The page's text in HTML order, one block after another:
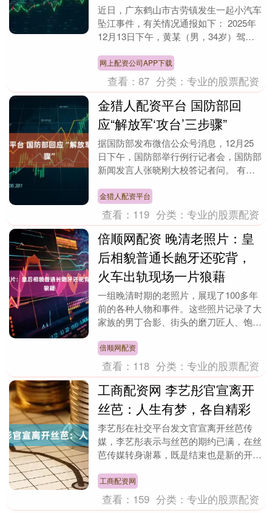
近日，广东鹤山市古劳镇发生一起小汽车
坠江事件，有关情况通报如下： 2025年
12月13日下午，黄某（男，34岁）驾驶
沿西江大....
网上配资公司APP下载
查看：87 分类：专业的股票配资
金猎人配资平台 国防部回
应“解放军‘攻台’三步骤”
据国防部发布微信公众号消息，12月25
日下午，国防部举行例行记者会，国防部
新闻发言人张晓刚大校答记者问。 有记
步骤攻台，并列....
金猎人配资平台
查看： 119 分类：专业的股票配资
倍顺网配资 晚清老照片：皇
后相貌普通长龅牙还驼背，
火车出轨现场一片狼藉
一组晚清时期的老照片，展现了100多年
前的各种人物和事件。这些照片记录了大
家族的男丁合影、街头的磨刀匠人、饱经
间。每一张定格....
倍顺网配资
查看： 118 分类：专业的股票配资
工商配资网 李艺彤官宣离开
丝芭：人生有梦，各自精彩
李艺彤在社交平台发文官宣离开丝芭传
媒，李艺彤表示与丝芭的期约已满，在丝
芭传媒转身谢幕，既是结束也是新的开
转发动态称“海阔....
工商配资网
查看： 159 分类：专业的股票配资